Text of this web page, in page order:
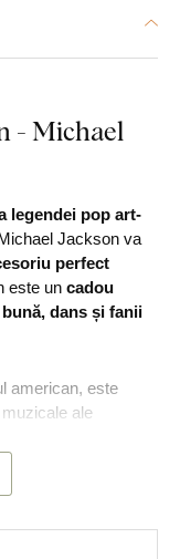
- Michael
legendei pop art-
Jackson va
perfect
este un cadou
dans și fanii
american, este
ale
produsului: